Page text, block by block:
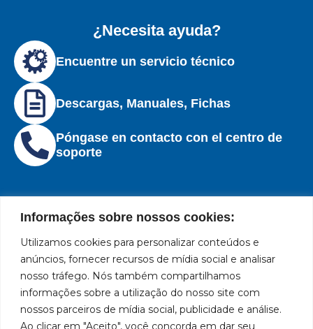
Informações sobre nossos cookies:
Utilizamos cookies para personalizar conteúdos e
anúncios, fornecer recursos de mídia social e analisar
nosso tráfego. Nós também compartilhamos
informações sobre a utilização do nosso site com
nossos parceiros de mídia social, publicidade e análise.
Ao clicar em "Aceito", você concorda em dar seu
¿Necesita ayuda?
Encuentre un servicio técnico
Descargas, Manuales, Fichas
Póngase en contacto con el centro de
soporte
Marca
líder
en
fabricación
de
Políticas
de
privacidad
Políticas
de
cookies
Institucional
Institucional
Centros de
Servicio
Autorizados
Ubicación
Rua
931 – Anexo
Anita
Franchini,
Redes
sociales
Youtube